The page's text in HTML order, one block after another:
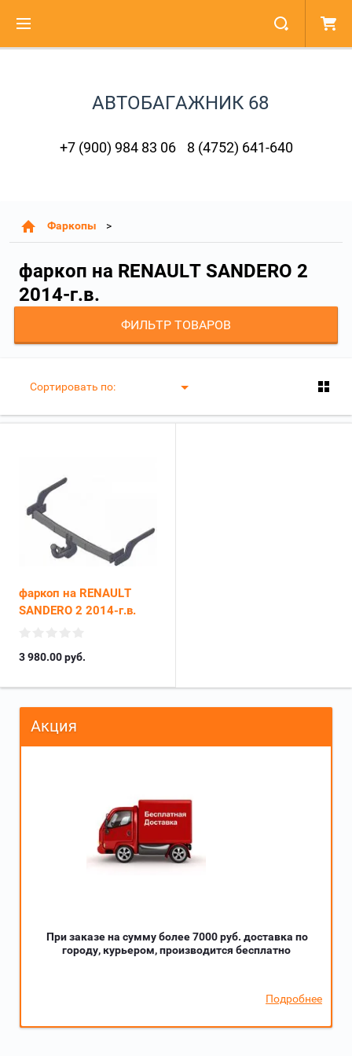
АВТОБАГАЖНИК 68
+7 (900) 984 83 06 8 (4752) 641-640
Фаркопы
фаркоп на RENAULT SANDERO 2
2014-г.в.
ФИЛЬТР ТОВАРОВ
Сортировать по:
фаркоп на RENAULT
SANDERO 2 2014-г.в.
3 980.00руб.
Акция
При заказе на сумму более 7000 руб. доставка по
городу, курьером, производится бесплатно
Подробнее